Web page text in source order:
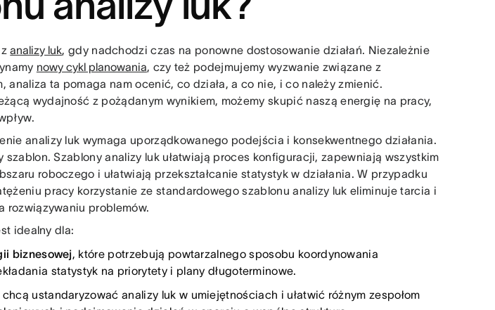
zanalizy luk, gdy nadchodzi czas na ponowne dostosowanie działań. Niezależnie
nowy cykl planowania, czy też podejmujemy wyzwanie związane z
analiza ta pomaga nam ocenić, co działa, a co nie, i co należy zmienić.
wydajność z pożądanym wynikiem, możemy skupić naszą energię na pracy,
analizy luk wymaga uporządkowanego podejścia i konsekwentnego działania.
szablon. Szablony analizy luk ułatwiają proces konfiguracji, zapewniają wszystkim
roboczego i ułatwiają przekształcanie statystyk w działania. W przypadku
pracy korzystanie ze standardowego szablonu analizy luk eliminuje tarcia i
rozwiązywaniu problemów.
idealny dla:
biznesowej, które potrzebują powtarzalnego sposobu koordynowania
statystyk na priorytety i plany długoterminowe.
chcą ustandaryzować analizy luk w umiejętnościach i ułatwić różnym zespołom